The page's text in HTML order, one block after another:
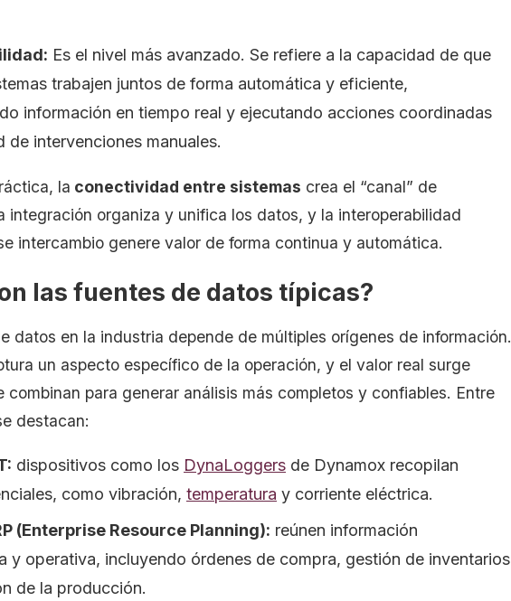
Es el nivel más avanzado. Se refiere a la capacidad de que
trabajen juntos de forma automática y eficiente,
información en tiempo real y ejecutando acciones coordinadas
de intervenciones manuales.
la conectividad entre sistemas crea el “canal” de
integración organiza y unifica los datos, y la interoperabilidad
intercambio genere valor de forma continua y automática.
las fuentes de datos típicas?
datos en la industria depende de múltiples orígenes de información.
un aspecto específico de la operación, y el valor real surge
combinan para generar análisis más completos y confiables. Entre
destacan:
dispositivos como los DynaLoggers de Dynamox recopilan
como vibración, temperatura y corriente eléctrica.
(Enterprise Resource Planning): reúnen información
y operativa, incluyendo órdenes de compra, gestión de inventarios
de la producción.